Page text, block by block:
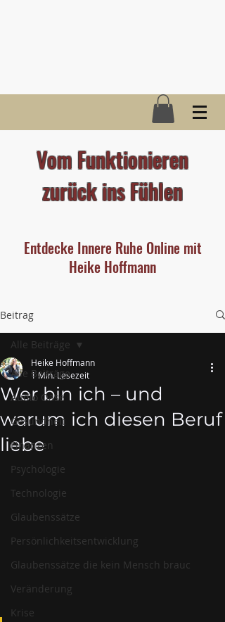
Vom Funktionieren
zurück ins Fühlen
Entdecke Innere Ruhe Online mit
Heike Hoffmann
Beitrag
Alle Beiträge
Audio Oase
Gesundheit
Finanzen
Psychologie
Technologie
Glaubenssätze
Persönlichkeitsentwicklung
Glaubenssätze die kein Mensch brauc
Veränderung
Krise
Alle Beiträge
Wer bin ich – und
warum ich diesen Beruf
liebe
Heike Hoffmann
1 Min. Lesezeit